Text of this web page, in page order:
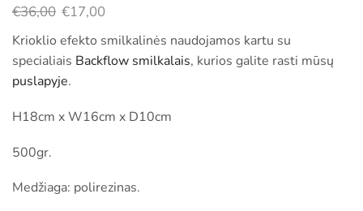
€36,00 €17,00
Krioklio efekto smilkalinės naudojamos kartu su
specialiais Backflow smilkalais, kurios galite rasti mūsų
puslapyje.
H18cm x W16cm x D10cm
500gr.
Medžiaga: polirezinas.